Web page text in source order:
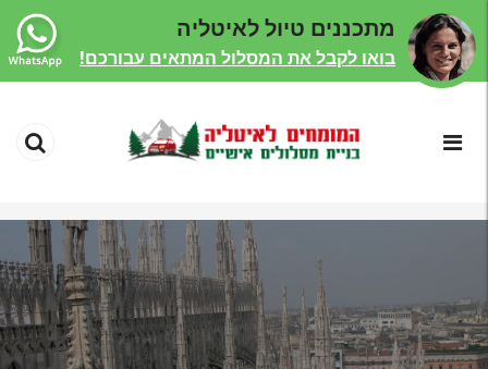
מתכננים טיול לאיטליה
בואו לקבל את המסלול המתאים עבורכם!